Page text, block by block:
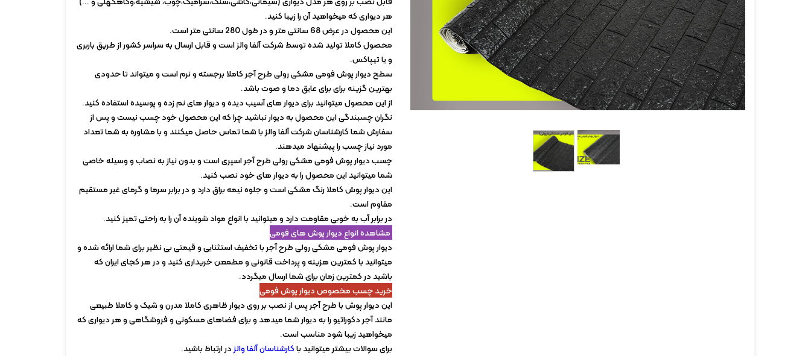
کاغذ دیواری ارزان
کاغذ دیواری سلطنتی
هر دیواری که میخواهید آن را زیبا کنید.
این محصول در عرض 68 سانتی متر و در طول 280 سانتی متر است.
محصول کاملا تولید شده توسط شرکت آلفا والز است و قابل ارسال به سراسر کشور از طریق باربری
و یا تیپاکس.
سطح دیوار پوش فومی مشکی رولی طرح آجر کاملا برجسته و نرم است و میتواند تا حدودی
بهترین گزینه برای برای عایق دما و صوت باشد.
از این محصول میتوانید برای دیوار های آسیب دیده و دیوار های نم زده و پوسیده استفاده کنید.
نگران چسبندگی این محصول به دیوار نباشید چرا که این محصول خود چسب نیست و پس از
سفارش شما کارشناسان شرکت آلفا والز با شما تماس حاصل میکنند و با مشاوره به شما تعداد
مورد نیاز چسب را پیشنهاد میدهند.
چسب دیوار پوش فومی مشکی رولی طرح آجر اسپری است و بدون نیاز به نصاب و وسیله خاصی
شما میتوانید این محصول را به دیوار های خود نصب کنید.
این دیوار پوش کاملا رنگ مشکی است و جلوه نیمه براق دارد و در برابر سرما و گرمای غیر مستقیم
مقاوم است.
در برابر آب به خوبی مقاومت دارد و میتوانید با انواع مواد شوینده آن را به راحتی تمیز کنید.
مشاهده انواع دیوار پوش های فومی
دیوار پوش فومی مشکی رولی طرح آجر با تخفیف استثنایی و قیمتی بی نظیر برای شما ارائه شده و
میتوانید با کمترین هزینه و پرداخت قانونی و مطمعن خریداری کنید و در هر کجای ایران که
باشید در کمترین زمان برای شما ارسال میگردد.
خرید چسب مخصوص دیوار پوش فومی
این دیوار پوش با طرح آجر پس از نصب بر روی دیوار ظاهری کاملا مدرن و شیک و کاملا طبیعی
مانند آجر دکوراتیو را به دیوار شما میدهد و برای فضاهای مسکونی و فروشگاهی و هر دیواری که
میخواهید زیبا شود مناسب است.
برای سوالات بیشتر میتوانید باکارشناسان آلفا والز در ارتباط باشید.